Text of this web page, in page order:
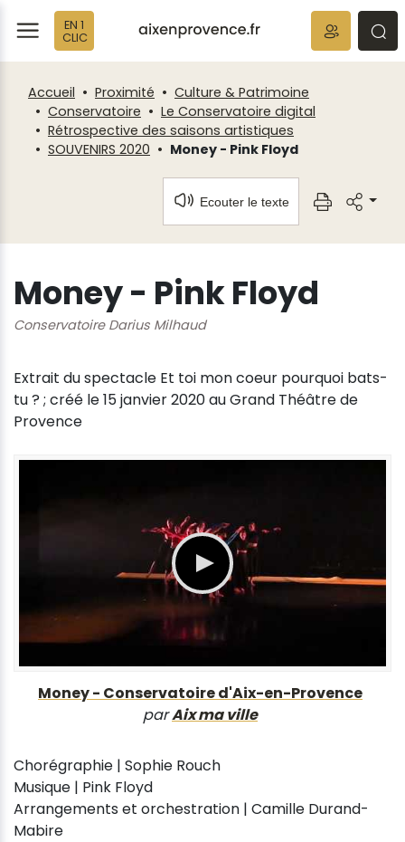
EN 1
CLIC
Accueil Proximité
Culture & Patrimoine
Conservatoire
Le Conservatoire digital
Rétrospective des saisons artistiques
SOUVENIRS 2020
Money - Pink Floyd
Ecouter le texte
Money - Pink Floyd
Conservatoire Darius Milhaud
Extrait du spectacle Et toi mon coeur pourquoi bats-
tu ? ; créé le 15 janvier 2020 au Grand Théâtre de
Provence
Money - Conservatoire d'Aix-en-Provence
parAix ma ville
Chorégraphie | Sophie Rouch
Musique | Pink Floyd
Arrangements et orchestration | Camille Durand-
Mabire
Fenêtre
de
chat
Panneau de gestion des cookies